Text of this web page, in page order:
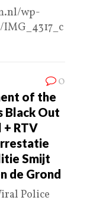
wp-
0
of the
Black Out
+ RTV
Smijt
de Grond
Police